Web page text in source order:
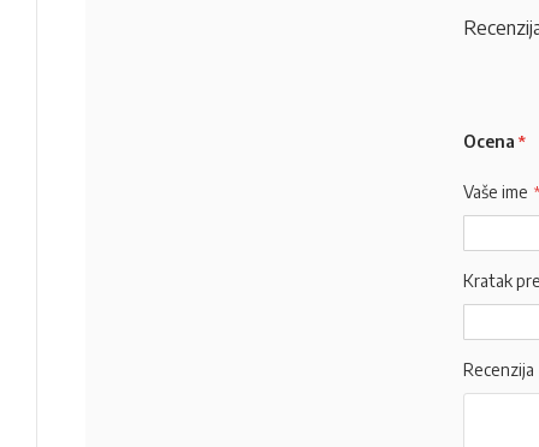
Ocena
Vaše ime
Kratak
Recenzija